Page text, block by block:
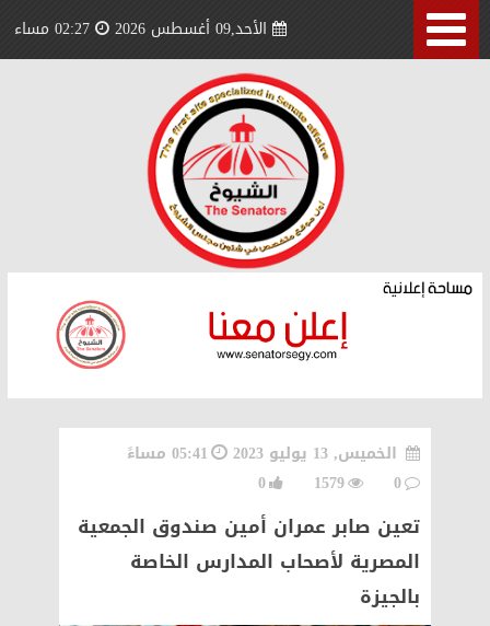
الأحد,09 أغسطس 2026 02:27 مساء
الخميس, 13 يوليو 2023
05:41 مساءً
0
1579
0
تعين صابر عمران أمين صندوق الجمعية
المصرية لأصحاب المدارس الخاصة
بالجيزة